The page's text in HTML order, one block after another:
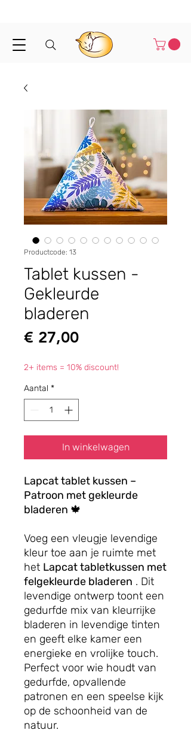
Productcode: 13
Tablet kussen -
Gekleurde
bladeren
€ 27,00Prijs
2+ items = 10% discount!
Aantal *
In winkelwagen
Lapcat tablet kussen –
Patroon met gekleurde
bladeren 🍁
Voeg een vleugje levendige
kleur toe aan je ruimte met
het Lapcat tabletkussen met
felgekleurde bladeren . Dit
levendige ontwerp toont een
gedurfde mix van kleurrijke
bladeren in levendige tinten
en geeft elke kamer een
energieke en vrolijke touch.
Perfect voor wie houdt van
gedurfde, opvallende
patronen en een speelse kijk
op de schoonheid van de
natuur.